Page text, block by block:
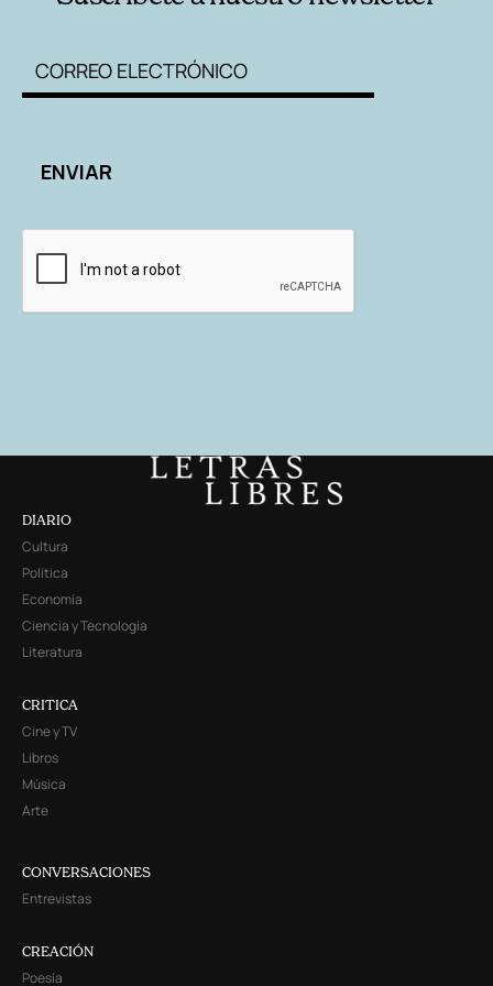
DIARIO
Cultura
Política
Economía
Ciencia y Tecnología
Literatura
CRITICA
Cine y TV
Libros
Música
Arte
CONVERSACIONES
Entrevistas
CREACIÓN
Poesía